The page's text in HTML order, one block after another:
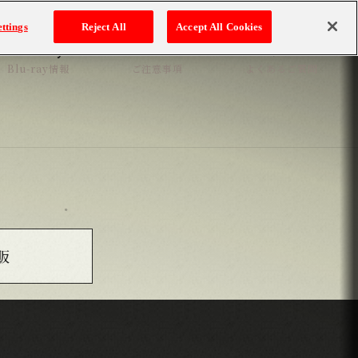
Blu-ray
Blu-ray情報
ATTENTION
ご注意事項
Q&A
Reject All Accept All Cookies